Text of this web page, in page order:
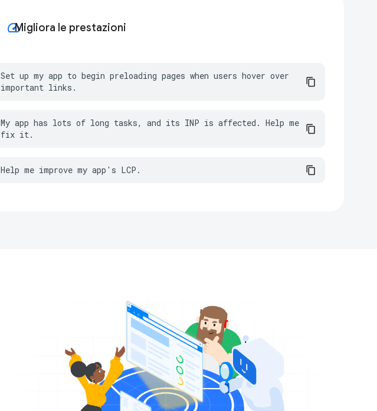
speedMigliora le prestazioni
Set up my app to begin preloading pages when users hover over
important links.
My app has lots of long tasks, and its INP is affected. Help me
fix it.
Help me improve my app's LCP.